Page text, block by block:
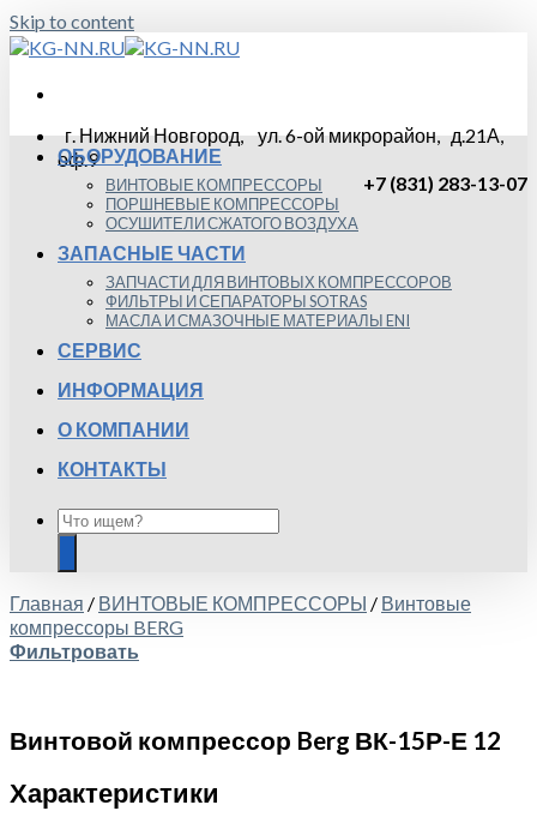
Skip to content
г. Нижний Новгород, ул. 6-ой микрорайон, д.21А,
оф.9
+7 (831) 283-13-07
ОБОРУДОВАНИЕ
ВИНТОВЫЕ КОМПРЕССОРЫ
ПОРШНЕВЫЕ КОМПРЕССОРЫ
ОСУШИТЕЛИ СЖАТОГО ВОЗДУХА
ЗАПАСНЫЕ ЧАСТИ
ЗАПЧАСТИ ДЛЯ ВИНТОВЫХ КОМПРЕССОРОВ
ФИЛЬТРЫ И СЕПАРАТОРЫ SOTRAS
МАСЛА И СМАЗОЧНЫЕ МАТЕРИАЛЫ ENI
СЕРВИС
ИНФОРМАЦИЯ
О КОМПАНИИ
КОНТАКТЫ
Главная / ВИНТОВЫЕ КОМПРЕССОРЫ / Винтовые
компрессоры BERG
Фильтровать
Винтовой компрессор Berg ВК-15Р-Е 12
Характеристики